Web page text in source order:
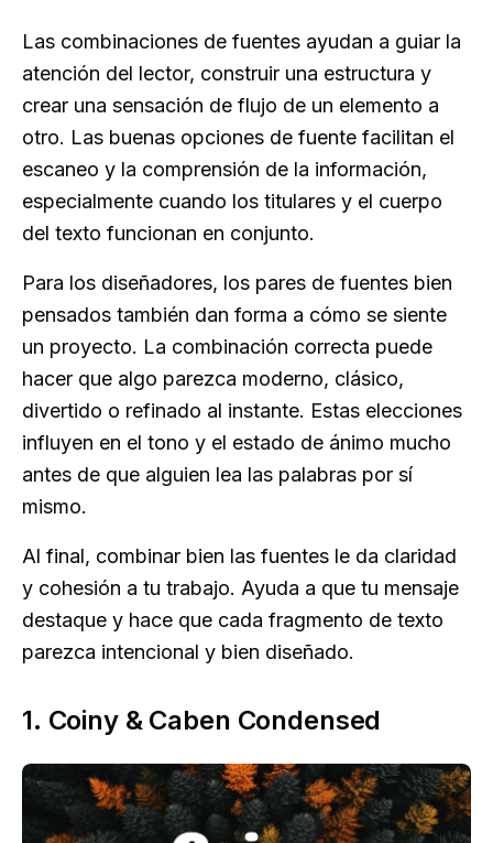
Las combinaciones de fuentes ayudan a guiar la
atención del lector, construir una estructura y
crear una sensación de flujo de un elemento a
otro. Las buenas opciones de fuente facilitan el
escaneo y la comprensión de la información,
especialmente cuando los titulares y el cuerpo
del texto funcionan en conjunto.
Para los diseñadores, los pares de fuentes bien
pensados también dan forma a cómo se siente
un proyecto. La combinación correcta puede
hacer que algo parezca moderno, clásico,
divertido o refinado al instante. Estas elecciones
influyen en el tono y el estado de ánimo mucho
antes de que alguien lea las palabras por sí
mismo.
Al final, combinar bien las fuentes le da claridad
y cohesión a tu trabajo. Ayuda a que tu mensaje
destaque y hace que cada fragmento de texto
parezca intencional y bien diseñado.
1. Coiny & Caben Condensed